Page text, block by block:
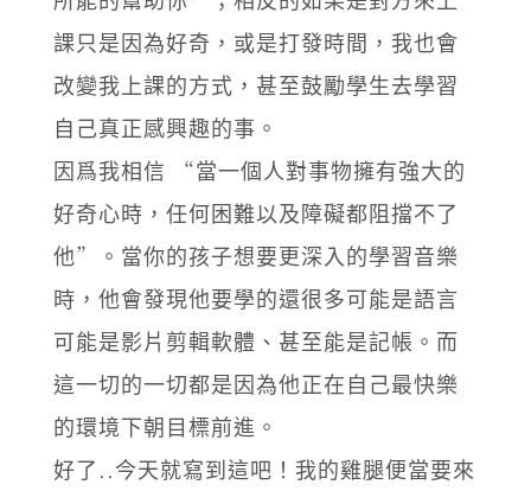
課只是因為好奇，或是打發時間，我也會
改變我上課的方式，甚至鼓勵學生去學習
自己真正感興趣的事。
因爲我相信 “當一個人對事物擁有強大的
好奇心時，任何困難以及障礙都阻擋不了
他”。當你的孩子想要更深入的學習音樂
時，他會發現他要學的還很多可能是語言
可能是影片剪輯軟體、甚至能是記帳。而
這一切的一切都是因為他正在自己最快樂
的環境下朝目標前進。
好了..今天就寫到這吧！我的雞腿便當要來